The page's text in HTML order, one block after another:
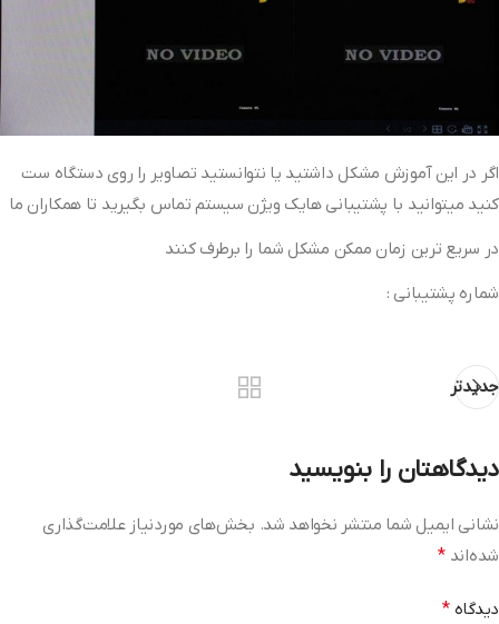
اگر در این آموزش مشکل داشتید یا نتوانستید تصاویر را روی دستگاه ست
کنید میتوانید با پشتیبانی هایک ویژن سیستم تماس بگیرید تا همکاران ما
در سریع ترین زمان ممکن مشکل شما را برطرف کنند
شماره پشتیبانی :
جدیدتر
دیدگاهتان را بنویسید
نشانی ایمیل شما منتشر نخواهد شد. بخش‌های موردنیاز علامت‌گذاری
شده‌اند *
دیدگاه *